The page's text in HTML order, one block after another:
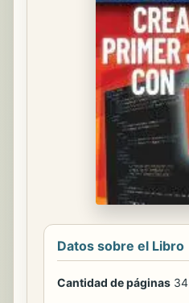
Datos sobre el Libro
Cantidad de páginas 34